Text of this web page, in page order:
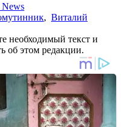
News
, Виталий
необходимый текст и
об этом редакции.